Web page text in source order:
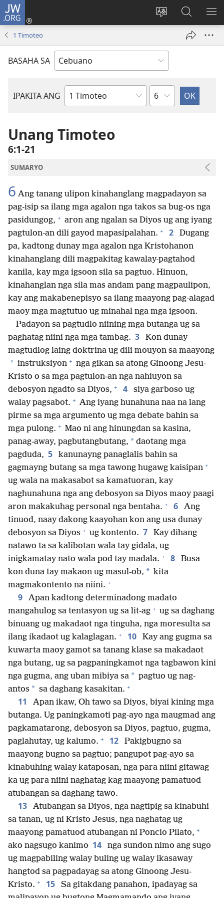
JW.ORG
Ilisi
pinulongan
sa
site
Log
ug
window)
Pangitaa
sa
JW.ORG
1 Timoteo
BASAHA SA
IPAKITA ANG
Basahon
Bibliya
Kapitulo
Unang Timoteo
6:1-21
SUMARYO
6 Ang tanang ulipon kinahanglang magpadayon sa
pag-isip sa ilang mga agalon nga takos sa bug-os nga
pasidungog, + aron ang ngalan sa Diyos ug ang iyang
pagtulon-an dili gayod mapasipalahan. + 2
Dugang
pa, kadtong dunay mga agalon nga Kristohanon
kinahanglang dili magpakitag kawalay-pagtahod
kanila, kay mga igsoon sila sa pagtuo. Hinuon,
kinahanglan nga sila mas andam pang magpaulipon,
kay ang makabenepisyo sa ilang maayong pag-alagad
maoy mga magtutuo ug minahal nga mga igsoon.
Padayon sa pagtudlo niining mga butanga ug sa
paghatag niini nga mga tambag. 3
Kon dunay
magtudlog laing doktrina ug dili mouyon sa maayong
* instruksiyon + nga gikan sa atong Ginoong Jesu-
Kristo o sa mga pagtulon-an nga nahiuyon sa
debosyon ngadto sa Diyos, + 4
siya garboso ug
walay pagsabot. + Ang iyang hunahuna naa na lang
pirme sa mga argumento ug mga debate bahin sa
mga pulong. + Mao ni ang hinungdan sa kasina,
panag-away, pagbutangbutang, * daotang mga
pagduda, 5
kanunayng panaglalis bahin sa
gagmayng butang sa mga tawong hugawg kaisipan +
ug wala na makasabot sa kamatuoran, kay
naghunahuna nga ang debosyon sa Diyos maoy paagi
aron makakuhag personal nga bentaha. + 6
Ang
tinuod, naay dakong kaayohan kon ang usa dunay
debosyon sa Diyos + ug kontento. 7
Kay dihang
natawo ta sa kalibotan wala tay gidala, ug
inigkamatay nato wala pod tay madala. + 8
Busa
kon duna tay makaon ug masul-ob, * kita
magmakontento na niini. +
9
Apan kadtong determinadong madato
mangahulog sa tentasyon ug sa lit-ag + ug sa daghang
binuang ug makadaot nga tinguha, nga moresulta sa
ilang ikadaot ug kalaglagan. + 10
Kay ang gugma sa
kuwarta maoy gamot sa tanang klase sa makadaot
nga butang, ug sa pagpaningkamot nga tagbawon kini
nga gugma, ang uban mibiya sa * pagtuo ug nag-
antos * sa daghang kasakitan. +
11
Apan ikaw, Oh tawo sa Diyos, biyai kining mga
butanga. Ug paningkamoti pag-ayo nga maugmad ang
pagkamatarong, debosyon sa Diyos, pagtuo, gugma,
paglahutay, ug kalumo. + 12
Pakigbugno sa
maayong bugno sa pagtuo; pangupot pag-ayo sa
kinabuhing walay kataposan, nga para niini gitawag
ka ug para niini naghatag kag maayong pamatuod
atubangan sa daghang tawo.
13
Atubangan sa Diyos, nga nagtipig sa kinabuhi
sa tanan, ug ni Kristo Jesus, nga naghatag ug
maayong pamatuod atubangan ni Poncio Pilato, +
ako nagsugo kanimo 14
nga sundon nimo ang sugo
ug magpabiling walay buling ug walay ikasaway
hangtod sa pagpadayag sa atong Ginoong Jesu-
Kristo. + 15
Sa gitakdang panahon, ipadayag sa